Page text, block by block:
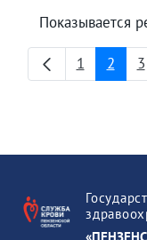
Показывается
Страница
1 2 3